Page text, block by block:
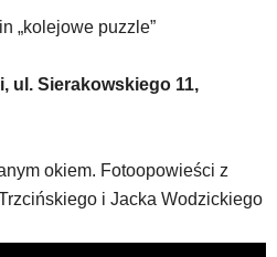
„kolejowe puzzle”
ul. Sierakowskiego 11,
okiem. Fotoopowieści z
i Jacka Wodzickiego